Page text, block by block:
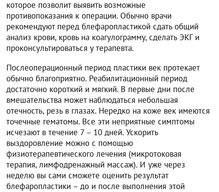
которое позволит выявить возможные
противопоказания к операции. Обычно врачи
рекомендуют перед блефаропластикой сдать общий
анализ крови, кровь на коагулограмму, сделать ЭКГ и
проконсультироваться у терапевта.
Послеоперационный период пластики век протекает
обычно благоприятно. Реабилитационный период
достаточно короткий и мягкий. В первые дни после
вмешательства может наблюдаться небольшая
отечность, резь в глазах. Нередко на коже век имеются
точечные гематомы. Все эти неприятные симптомы
исчезают в течение 7 – 10 дней. Ускорить
выздоровление можно с помощью
физиотерапевтического лечения (микротоковая
терапия, лимфодренажный массаж). И уже через
неделю вы сами сможете оценить результат
блефаропластики – до и после выполнения этой